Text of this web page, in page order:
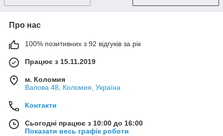
Про нас
100% позитивних з 92 відгуків за рік
Працює з 15.11.2019
м. Коломия
Валова 48, Коломия, Україна
Контакти
Сьогодні працює з 10:00 до 16:00
Показати весь графік роботи